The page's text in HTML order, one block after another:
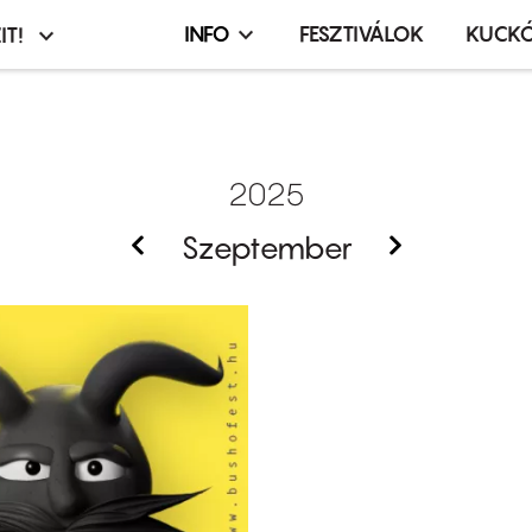
Infó,
menü
INFO FESZTIVÁLOK
2025
Szeptember